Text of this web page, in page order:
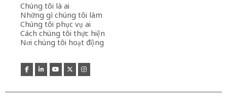
Chúng tôi là ai
Những gì chúng tôi làm
Chúng tôi phục vụ ai
Cách chúng tôi thực hiện
Nơi chúng tôi hoạt động